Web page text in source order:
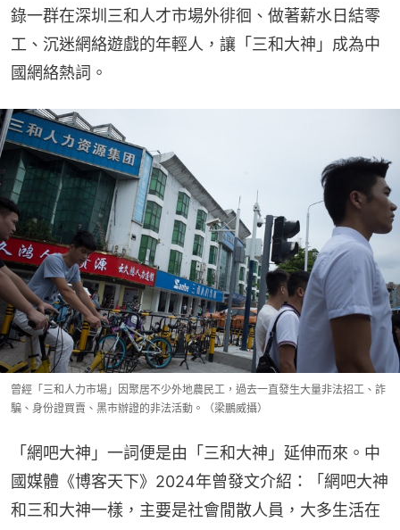
錄一群在深圳三和人才市場外徘徊、做著薪水日結零
工、沉迷網絡遊戲的年輕人，讓「三和大神」成為中
國網絡熱詞。
曾經「三和人力市場」因聚居不少外地農民工，過去一直發生大量非法招工、詐
騙、身份證買賣、黑市辦證的非法活動。（梁鵬威攝）
「網吧大神」一詞便是由「三和大神」延伸而來。中
國媒體《博客天下》2024年曾發文介紹：「網吧大神
和三和大神一樣，主要是社會閒散人員，大多生活在